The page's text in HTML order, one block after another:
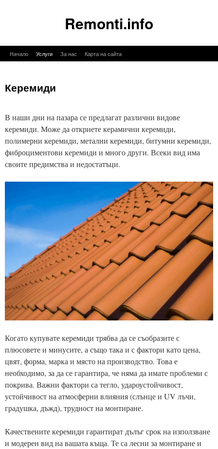
Remonti.info
КъмНачало Услуги За нас Карта на сайта
Керемиди
В наши дни на пазара се предлагат различни видове
керемиди. Може да откриете керамични керемиди,
полимерни керемиди, метални керемиди, битумни керемиди,
фиброциментови керемиди и много други. Всеки вид има
своите предимства и недостатъци.
Когато купувате керемиди трябва да се съобразите с
плюсовете и минусите, а също така и с фактори като цена,
цвят, форма, марка и място на производство. Това е
необходимо, за да се гарантира, че няма да имате проблеми с
покрива. Важни фактори са тегло, удароустойчивост,
устойчивост на атмосферни влияния (слънце и UV лъчи,
градушка, дъжд), трудност на монтиране.
Качествените керемиди гарантират дълъг срок на използване
и модерен вид на вашата къща. Те са лесни за монтиране и